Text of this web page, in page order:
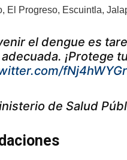
El Progreso, Escuintla,
el dengue es
¡Protege
de Salud